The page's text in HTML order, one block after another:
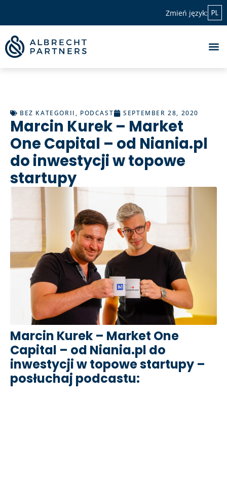
Zmień język: PL
BEZ KATEGORII , PODCAST SEPTEMBER 28, 2020
Marcin Kurek – Market
One Capital – od Niania.pl
do inwestycji w topowe
startupy
Marcin Kurek – Market One
Capital – od Niania.pl do
inwestycji w topowe startupy –
posłuchaj podcastu: